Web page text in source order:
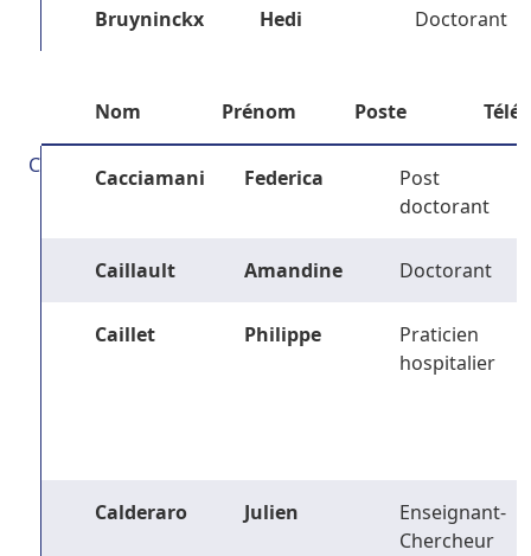
Bruyninckx Hedi Doctorant
Nom Prénom Poste
C Cacciamani Federica
Post
doctorant
Caillault Amandine Doctorant
Caillet Philippe
Praticien
hospitalier
Calderaro Julien
Enseignant-
Chercheur